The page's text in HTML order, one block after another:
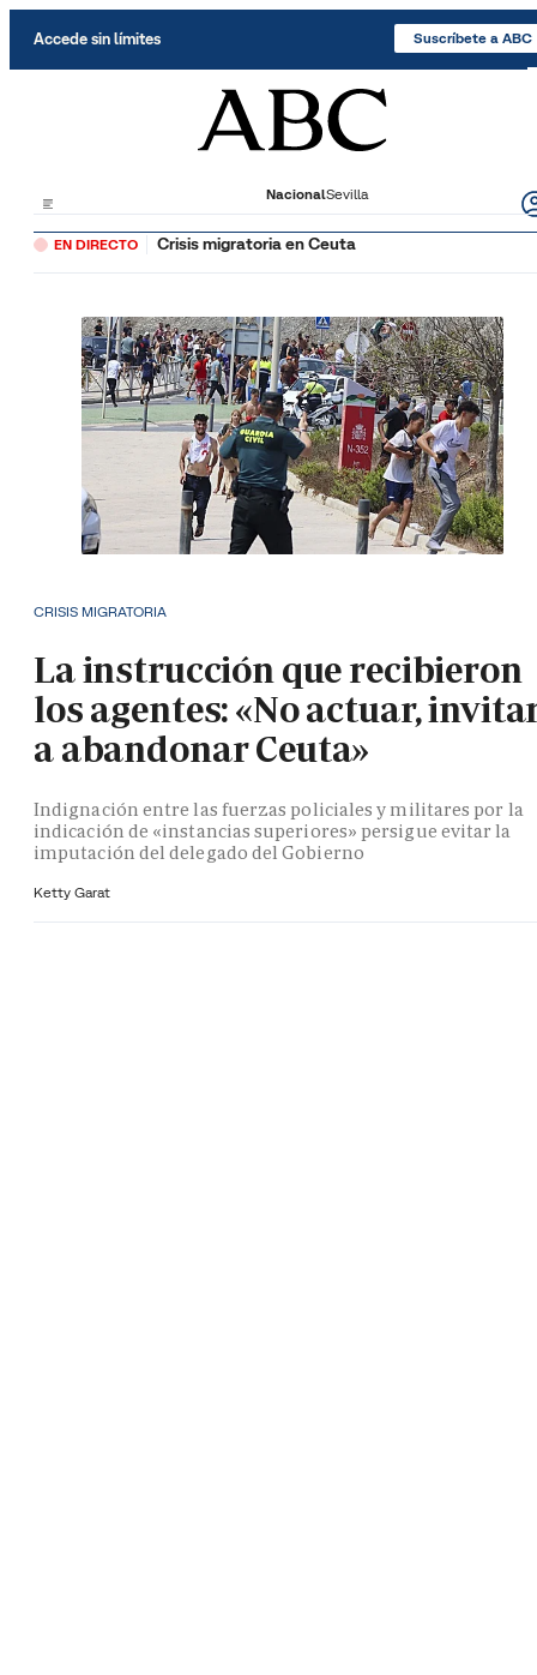
Accede sin límites Suscríbete a ABC
NacionalSevilla
EN DIRECTO Crisis migratoria en Ceuta
CRISIS MIGRATORIA
La instrucción que recibieron
los agentes: «No actuar,
a abandonar Ceuta»
Indignación entre las fuerzas policiales y militares por la
indicación de «instancias superiores» persigue evitar la
imputación del delegado del Gobierno
Ketty Garat